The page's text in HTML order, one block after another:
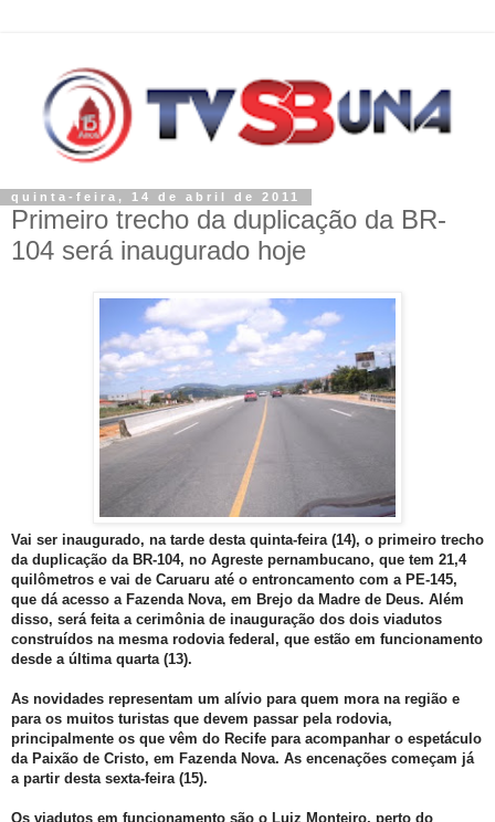
quinta-feira, 14 de abril de 2011
Primeiro trecho da duplicação da BR-
104 será inaugurado hoje
Vai ser inaugurado, na tarde desta quinta-feira (14), o primeiro trecho
da duplicação da BR-104, no Agreste pernambucano, que tem 21,4
quilômetros e vai de Caruaru até o entroncamento com a PE-145,
que dá acesso a Fazenda Nova, em Brejo da Madre de Deus. Além
disso, será feita a cerimônia de inauguração dos dois viadutos
construídos na mesma rodovia federal, que estão em funcionamento
desde a última quarta (13).
As novidades representam um alívio para quem mora na região e
para os muitos turistas que devem passar pela rodovia,
principalmente os que vêm do Recife para acompanhar o espetáculo
da Paixão de Cristo, em Fazenda Nova. As encenações começam já
a partir desta sexta-feira (15).
Os viadutos em funcionamento são o Luiz Monteiro, perto do